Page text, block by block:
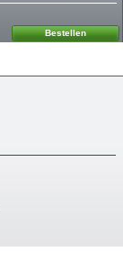
Bestellen